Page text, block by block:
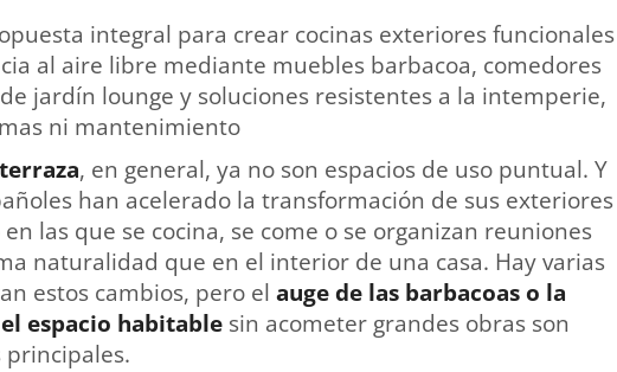
integral para crear cocinas exteriores funcionales
al aire libre mediante muebles barbacoa, comedores
jardín lounge y soluciones resistentes a la intemperie,
ni mantenimiento
, en general, ya no son espacios de uso puntual. Y
han acelerado la transformación de sus exteriores
las que se cocina, se come o se organizan reuniones
naturalidad que en el interior de una casa. Hay varias
estos cambios, pero el auge de las barbacoas o la
espacio habitable sin acometer grandes obras son
principales.